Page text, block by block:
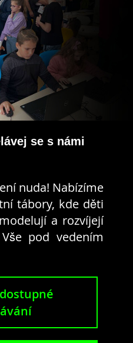
se s námi
nuda! Nabízíme
tábory, kde děti
a rozvíjejí
pod vedením